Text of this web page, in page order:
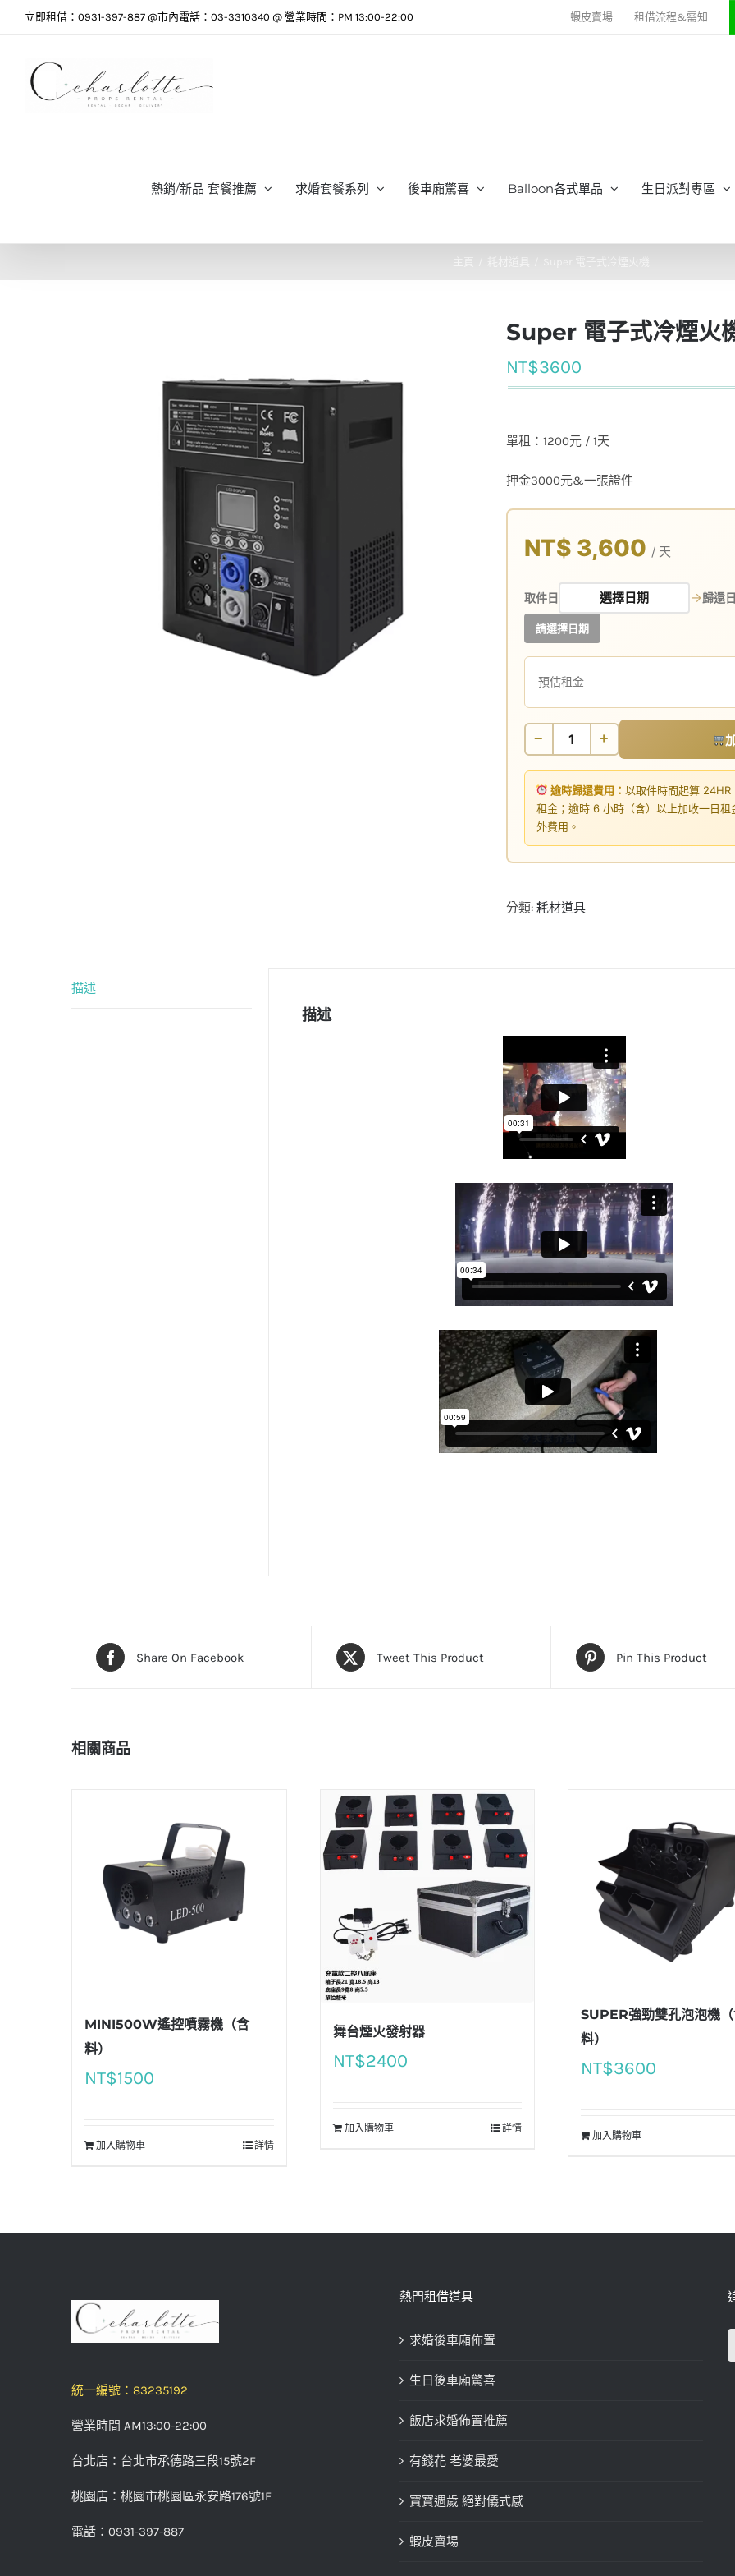
立即租借：0931-397-887 @市內電話：03-3310340 @ 營業時間：PM 13:00-22:00 蝦皮賣場 租借流程&需知
熱銷/新品 套餐推薦 求婚套餐系列 後車廂驚喜 Balloon各式單品 生日派對專區
Super 電子式冷煙火機
Super 電子式冷煙火
NT$3600
單租：1200元 / 1天
押金3000元&一張證件
NT$ 3,600 / 天
取件日 →歸還
請選擇日期
預估租金
− +
逾時歸還費用：以取件時間起算
租金；逾時 6 小時（含）以上加收一日
外費用。
分類: 耗材道具
描述
描述
Share On Facebook Tweet This Product Pin This Product
相關商品
MINI500W遙控噴霧機（含
料）
NT$1500
加入購物車 詳情
舞台煙火發射器
NT$2400
加入購物車 詳情
SUPER強勁雙孔泡泡機
料）
NT$3600
加入購物車
統一編號：83235192
營業時間 AM13:00-22:00
台北店：台北市承德路三段15號2F
桃園店：桃園市桃園區永安路176號1F
電話：0931-397-887
熱門租借道具
求婚後車廂佈置
生日後車廂驚喜
飯店求婚佈置推薦
有錢花 老婆最愛
寶寶週歲 絕對儀式感
蝦皮賣場